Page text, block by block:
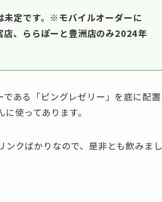
定です。※モバイルオーダーに
店、ららぽーと豊洲店のみ2024年
ある「ピングレゼリー」を底に配置
使ってあります。
クばかりなので、是非とも飲みまし